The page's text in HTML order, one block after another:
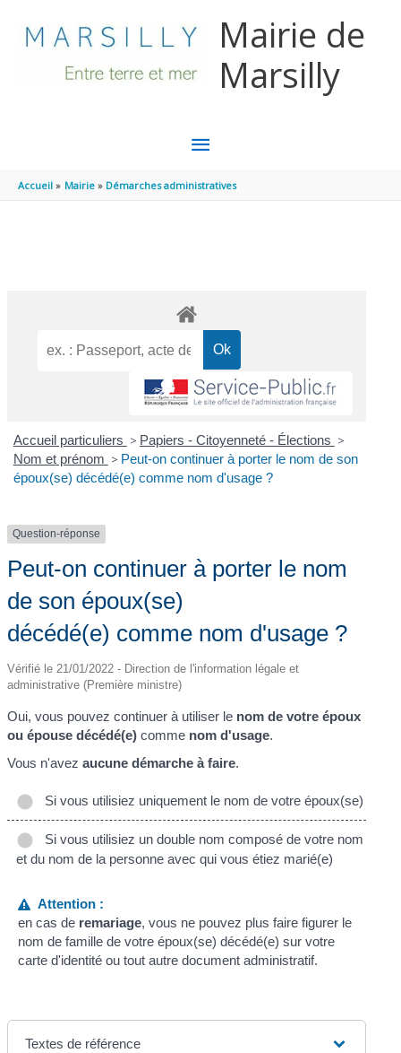
Mairie de
Marsilly
MENU
PRINCIPAL
Accueil Mairie Démarches administratives
Accueil particuliers > Papiers - Citoyenneté - Élections >
Nom et prénom > Peut-on continuer à porter le nom de son
époux(se) décédé(e) comme nom d'usage ?
Question-réponse
Peut-on continuer à porter le nom
de son époux(se)
décédé(e) comme nom d'usage ?
Vérifié le 21/01/2022 - Direction de l'information légale et
administrative (Première ministre)
Oui, vous pouvez continuer à utiliser le nom de votre époux
ou épouse décédé(e) comme nom d'usage.
Vous n'avezaucune démarche à faire.
Si vous utilisiez uniquement le nom de votre époux(se)
Si vous utilisiez un double nom composé de votre nom
et du nom de la personne avec qui vous étiez marié(e)
Attention :
en cas de remariage, vous ne pouvez plus faire figurer le
nom de famille de votre époux(se) décédé(e) sur votre
carte d'identité ou tout autre document administratif.
Textes de référence